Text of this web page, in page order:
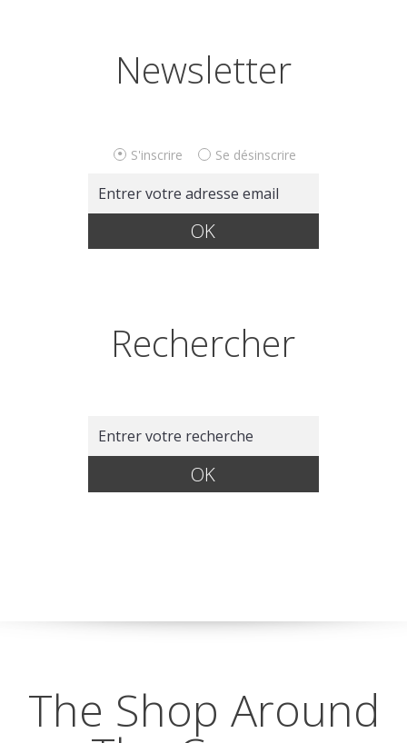
Newsletter
S'inscrire Se désinscrire
Rechercher
The Shop Around